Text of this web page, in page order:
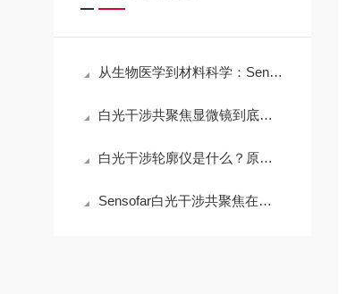
从生物医学到材料科学：Sensofar三维共聚焦白光干涉仪的跨领域应用传奇
白光干涉共聚焦显微镜到底贵在哪？拆开看完你就懂了
白光干涉轮廓仪是什么？原理、用途与选购指南
Sensofar白光干涉共聚焦在半导体晶圆表面粗糙度检测中的应用与行业标准对标